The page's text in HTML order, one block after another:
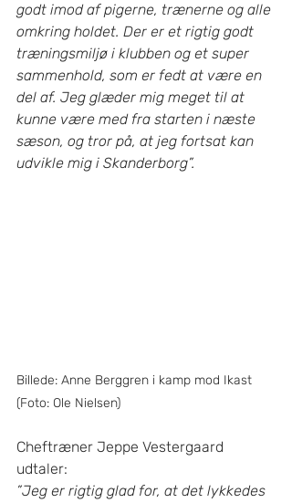
godt imod af pigerne, trænerne og alle
omkring holdet. Der er et rigtig godt
træningsmiljø i klubben og et super
sammenhold, som er fedt at være en
del af. Jeg glæder mig meget til at
kunne være med fra starten i næste
sæson, og tror på, at jeg fortsat kan
udvikle mig i Skanderborg”.
Billede: Anne Berggren i kamp mod Ikast
(Foto: Ole Nielsen)
Cheftræner Jeppe Vestergaard
udtaler:
”Jeg er rigtig glad for, at det lykkedes